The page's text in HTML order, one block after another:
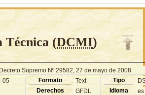
Técnica (DCMI)
Supremo Nº 29582, 27 de mayo de 2008
05 Formato Text Tipo
Derechos GFDL Idioma es